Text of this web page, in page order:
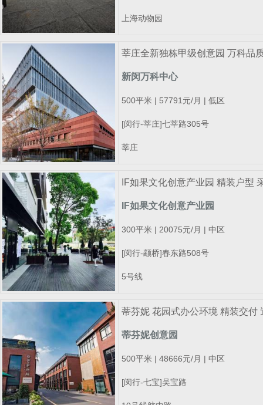
上海动物园
莘庄全新独栋甲级创意园 万科品
新闵万科中心
500平米 | 57791元/月 | 低区
[闵行-莘庄]七莘路305号
莘庄
IF如果文化创意产业园 精装户型
IF如果文化创意产业园
300平米 | 20075元/月 | 中区
[闵行-颛桥]春东路508号
5号线
蒂芬妮 花园式办公环境 精装交付
蒂芬妮创意园
500平米 | 48666元/月 | 中区
[闵行-七宝]吴宝路